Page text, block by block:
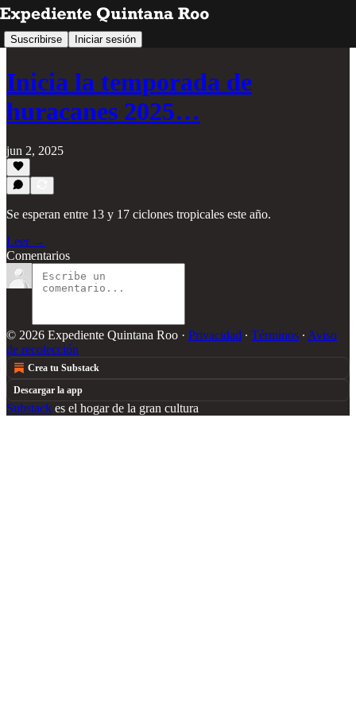
Suscribirse Iniciar sesión
Inicia la temporada de
huracanes 2025…
jun 2, 2025
Se esperan entre 13 y 17 ciclones tropicales este año.
Leer →
Comentarios
© 2026 Expediente Quintana Roo · Privacidad ∙ Términos ∙ Aviso
de recolección
Crea tu Substack
Descargar la app
Substack es el hogar de la gran cultura